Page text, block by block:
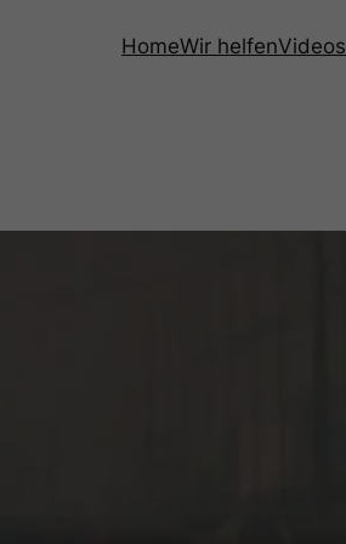
HomeWir helfenVideos